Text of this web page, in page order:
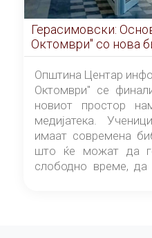
Герасимовски:
Октомври" со нова
од септември
Општина Центар
Октомври" се
новиот простор
медијатека.
имаат современа
што ќе можат да
слободно време, да